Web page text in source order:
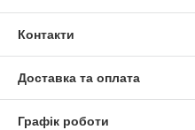
Контакти
Доставка та оплата
Графік роботи